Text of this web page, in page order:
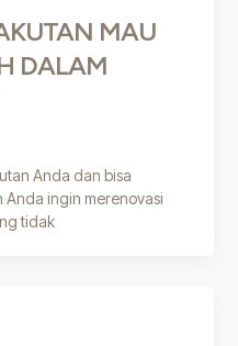
MAU
DALAM
Anda dan bisa
Anda ingin merenovasi
tidak